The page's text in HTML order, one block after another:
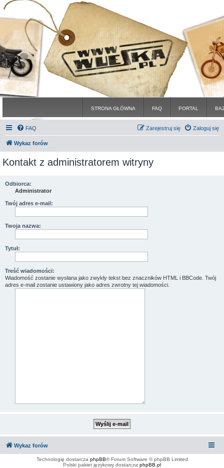
STRONA GŁÓWNA FAQ PORTAL
FAQ Zaloguj się
Zarejestruj się
Wykaz forów
Kontakt z administratorem witryny
Odbiorca:
Administrator
Twój adres e-mail:
Twoja nazwa:
Tytuł:
Treść wiadomości:
Wiadomość zostanie wysłana jako zwykły tekst bez znaczników HTML i BBCode. Twój
adres e-mail zostanie ustawiony jako adres zwrotny tej wiadomości.
Wykaz forów
Technologię dostarcza phpBB® Forum Software © phpBB Limited
Polski pakiet językowy dostarcza phpBB.pl